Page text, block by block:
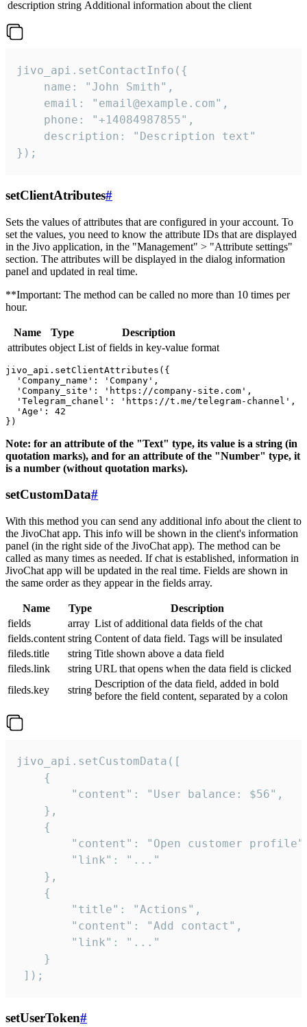
description string Additional information about the client
jivo_api.setContactInfo({
    name: "John Smith",
    email: "email@example.com",
    phone: "+14084987855",
    description: "Description text"
});
setClientAtributes#
Sets the values ​​of attributes that are configured in your account. To
set the values, you need to know the attribute IDs that are displayed
in the Jivo application, in the "Management" > "Attribute settings"
section. The attributes will be displayed in the dialog information
panel and updated in real time.
**Important: The method can be called no more than 10 times per
hour.
Name Type
Description
attributes object List of fields in key-value format
jivo_api.setClientAttributes({
  'Company_name': 'Company',
  'Company_site': 'https://company-site.com',
  'Telegram_chanel': 'https://t.me/telegram-channel',
  'Age': 42
Note: for an attribute of the "Text" type, its value is a string (in
quotation marks), and for an attribute of the "Number" type, it
is a number (without quotation marks).
setCustomData#
With this method you can send any additional info about the client to
the JivoChat app. This info will be shown in the client's information
panel (in the right side of the JivoChat app). The method can be
called as many times as needed. If chat is established, information in
JivoChat app will be updated in the real time. Fields are shown in
the same order as they appear in the fields array.
Name Type
Description
fields
array List of additional data fields of the chat
fields.content string Content of data field. Tags will be insulated
fileds.title
string Title shown above a data field
fileds.link
string URL that opens when the data field is clicked
fileds.key
string
Description of the data field, added in bold
before the field content, separated by a colon
jivo_api.setCustomData([
    {
        "content": "User balance: $56",
    },
    {
"content": "Open customer
        "link": "..."
    },
    {
        "title": "Actions",
        "content": "Add contact",
        "link": "..."
    }
]);
setUserToken#